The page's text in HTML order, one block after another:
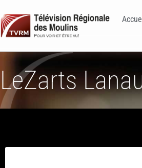
LeZarts